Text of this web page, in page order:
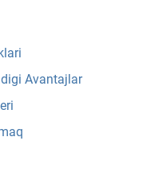
Avantajlar